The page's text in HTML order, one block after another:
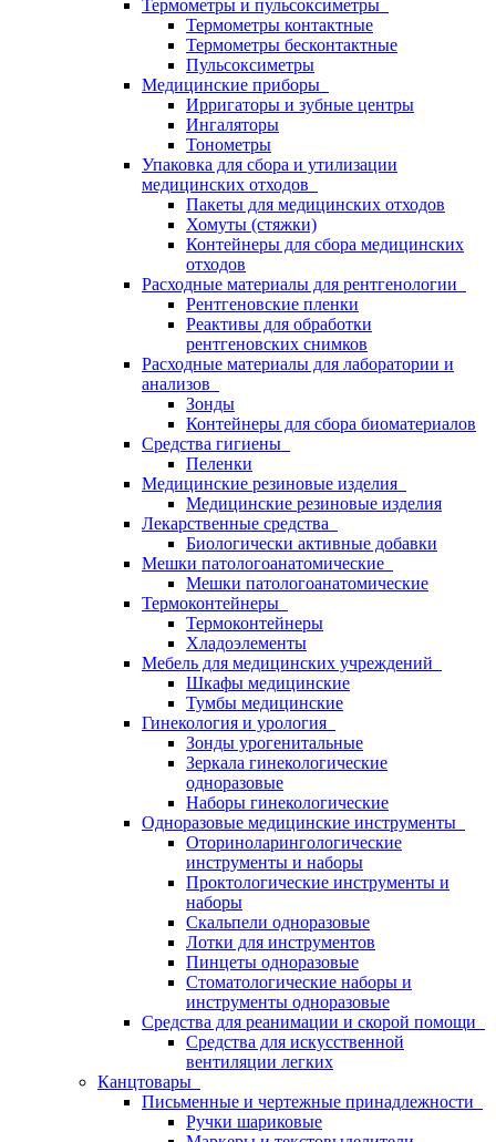
Термометры и пульсоксиметры
Термометры контактные
Термометры бесконтактные
Пульсоксиметры
Медицинские приборы
Ирригаторы и зубные центры
Ингаляторы
Тонометры
Упаковка для сбора и утилизации
медицинских отходов
Пакеты для медицинских отходов
Хомуты (стяжки)
Контейнеры для сбора медицинских
отходов
Расходные материалы для рентгенологии
Рентгеновские пленки
Реактивы для обработки
рентгеновских снимков
Расходные материалы для лаборатории и
анализов
Зонды
Контейнеры для сбора биоматериалов
Средства гигиены
Пеленки
Медицинские резиновые изделия
Медицинские резиновые изделия
Лекарственные средства
Биологически активные добавки
Мешки патологоанатомические
Мешки патологоанатомические
Термоконтейнеры
Термоконтейнеры
Хладоэлементы
Мебель для медицинских учреждений
Шкафы медицинские
Тумбы медицинские
Гинекология и урология
Зонды урогенитальные
Зеркала гинекологические
одноразовые
Наборы гинекологические
Одноразовые медицинские инструменты
Оториноларингологические
инструменты и наборы
Проктологические инструменты и
наборы
Скальпели одноразовые
Лотки для инструментов
Пинцеты одноразовые
Стоматологические наборы и
инструменты одноразовые
Средства для реанимации и скорой помощи
Средства для искусственной
вентиляции легких
Канцтовары
Письменные и чертежные принадлежности
Ручки шариковые